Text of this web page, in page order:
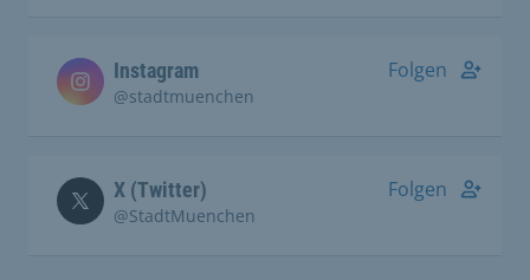
Instagram
@stadtmuenchen
Folgen
X (Twitter)
@StadtMuenchen
Folgen